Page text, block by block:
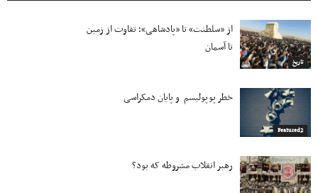
تاریخ
از «سلطنت» تا «پادشاهی»؛ تفاوت از زمین
تا آسمان
Featured2
خطر پوپولیسم و پایان دمکراسی
رهبر انقلاب مشروطه که بود؟